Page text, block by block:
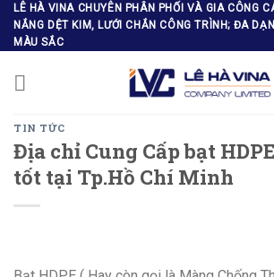
Skip
content
LÊ HÀ VINA CHUYÊN PHÂN PHỐI VÀ GIA CÔNG
NẮNG DỆT KIM, LƯỚI CHẮN CÔNG TRÌNH; ĐA
MÀU SẮC
TIN TỨC
Địa chỉ Cung Cấp bạt
tốt tại Tp.Hồ Chí Minh